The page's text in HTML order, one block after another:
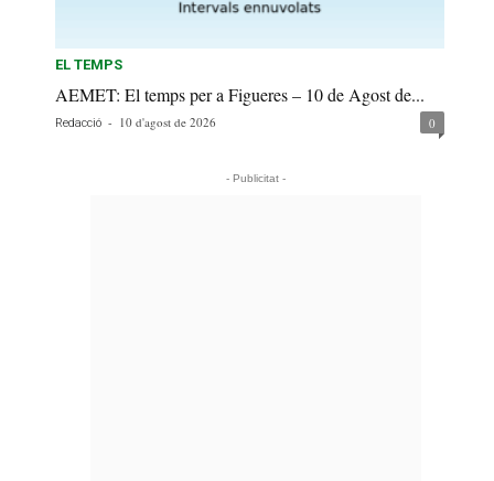
EL TEMPS
AEMET: El temps per a Figueres – 10 de Agost de...
Redacció - 10 d'agost de 2026 0
- Publicitat -